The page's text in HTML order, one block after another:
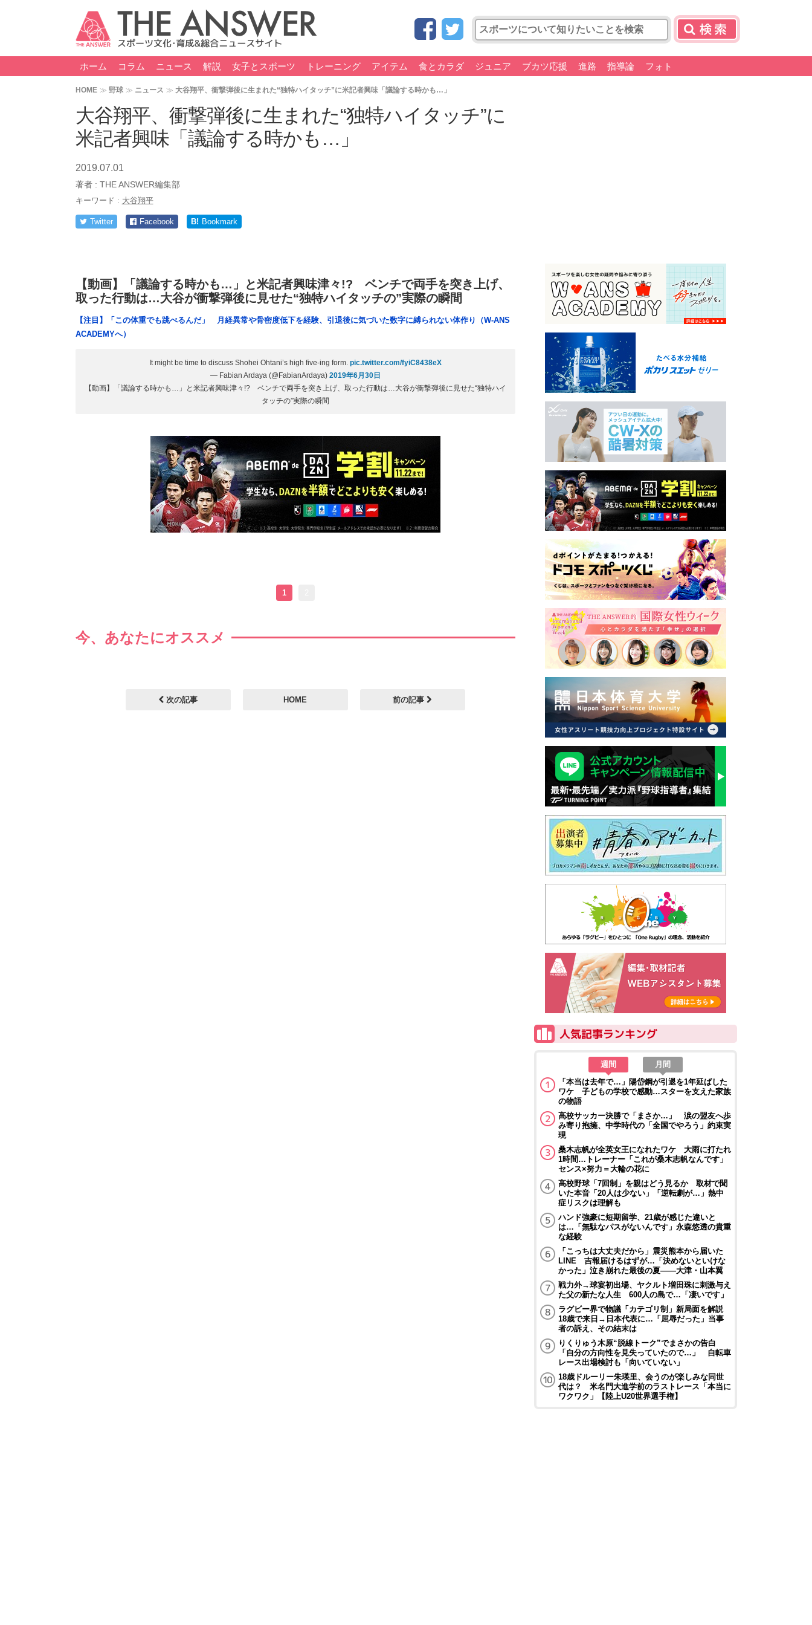
ホーム コラム ニュース 解説 女子とスポーツ トレーニング アイテム 食とカラダ ジュニア ブカツ応援 進路 指導論 フォト
HOME 野球 ニュース 大谷翔平、衝撃弾後に生まれた“独特ハイタッチ”に米記者興味「議論する時かも…」
大谷翔平、衝撃弾後に生まれた“独特ハイタッチ”に
米記者興味「議論する時かも…」
2019.07.01
著者 : THE ANSWER編集部
キーワード : 大谷翔平
Twitter Facebook B! Bookmark
【動画】「議論する時かも…」と米記者興味津々!? ベンチで両手を突き上げ、
取った行動は…大谷が衝撃弾後に見せた“独特ハイタッチの”実際の瞬間
【注目】「この体重でも跳べるんだ」 月経異常や骨密度低下を経験、引退後に気づいた数字に縛られない体作り（W-ANS
ACADEMYへ）
It might be time to discuss Shohei Ohtani’s high five-ing form. pic.twitter.com/fyiC8438eX
— Fabian Ardaya (@FabianArdaya) 2019年6月30日
【動画】「議論する時かも…」と米記者興味津々!? ベンチで両手を突き上げ、取った行動は…大谷が衝撃弾後に見せた“独特ハイ
タッチの”実際の瞬間
1
今、あなたにオススメ
次の記事 HOME 前の記事
週間
月間
「本当は去年で…」陽岱鋼が引退を1年延ばした
ワケ 子どもの学校で感動…スターを支えた家族
の物語
高校サッカー決勝で「まさか…」 涙の盟友へ歩
み寄り抱擁、中学時代の「全国でやろう」約束実
現
桑木志帆が全英女王になれたワケ 大雨に打たれ
1時間…トレーナー「これが桑木志帆なんです」
センス×努力＝大輪の花に
高校野球「7回制」を親はどう見るか 取材で聞
いた本音「20人は少ない」「逆転劇が…」熱中
症リスクは理解も
ハンド強豪に短期留学、21歳が感じた違いと
は…「無駄なパスがないんです」永森悠透の貴重
な経験
「こっちは大丈夫だから」震災熊本から届いた
LINE 吉報届けるはずが…「決めないといけな
かった」泣き崩れた最後の夏――大津・山本翼
戦力外→球宴初出場、ヤクルト増田珠に刺激与え
た父の新たな人生 600人の島で…「凄いです」
ラグビー界で物議「カテゴリ制」新局面を解説
18歳で来日→日本代表に…「屈辱だった」当事
者の訴え、その結末は
りくりゅう木原“脱線トーク”でまさかの告白
「自分の方向性を見失っていたので…」 自転車
レース出場検討も「向いていない」
18歳ドルーリー朱瑛里、会うのが楽しみな同世
代は？ 米名門大進学前のラストレース「本当に
ワクワク」【陸上U20世界選手権】